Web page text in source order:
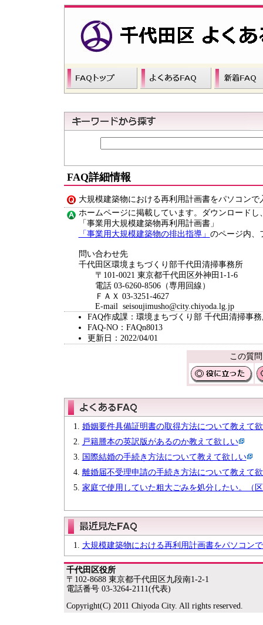
FAQ詳細情報
大規模建築物における再利用計画書をパソコンで
ホームページに掲載しています。ダウンロードし
「事業用大規模建築物再利用計画書」
「事業用大規模建築物の排出指導」 のページ内、
問い合わせ先
千代田区環境まちづくり部千代田清掃事務所
〒101-0021 東京都千代田区外神田1-1-6
電話 03-6260-8506（専用回線）
ＦＡＸ 03-3251-4627
E-mail seisoujimusho@city.chiyoda.lg.jp
FAQ作成課：環境まちづくり部 千代田清掃事務
FAQ-NO：FAQn8013
更新日：2022/04/01
この質
婚姻要件具備証明書の取得方法について教えて
戸籍謄本の英訳版があるのか教えて欲しい
国際結婚の手続き方法について教えて欲しい
離婚届不受理申請の手続き方法について教えて
家庭で使用していた粗大ごみを処分したい。（
大規模建築物における再利用計画書をパソコン
千代田区役所
〒102-8688 東京都千代田区九段南1-2-1
電話番号 03-3264-2111(代表)
Copyright(C) 2011 Chiyoda City. All rights reserved.